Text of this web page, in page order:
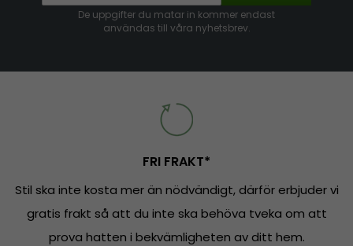
De uppgifter du matar in kommer endast
användas till våra nyhetsbrev.
FRI FRAKT*
Stil ska inte kosta mer än nödvändigt, därför erbjuder vi
gratis frakt så att du inte ska behöva tveka om att
prova hatten i bekvämligheten av ditt hem.